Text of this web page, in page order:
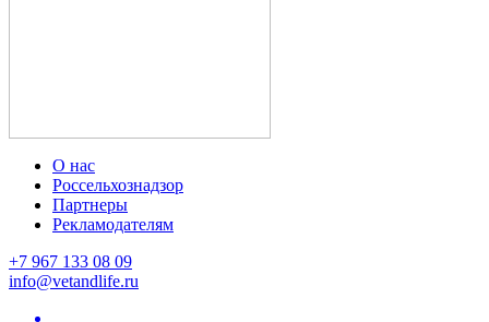
О нас
Россельхознадзор
Партнеры
Рекламодателям
+7 967 133 08 09
info@vetandlife.ru